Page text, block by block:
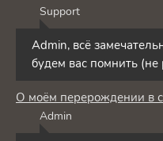
Support
Admin, всё
будем вас помнить
О моём перерождении в
Admin